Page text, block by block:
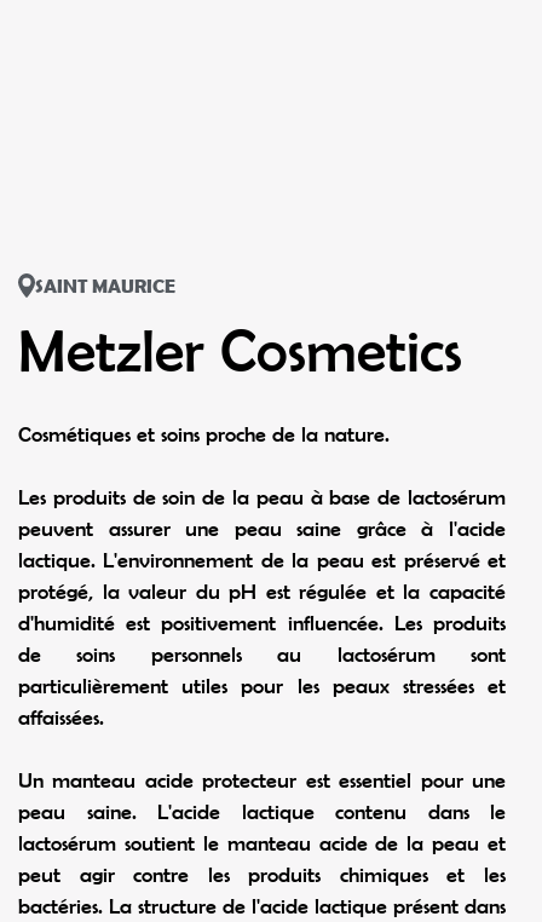
SAINT MAURICE
Metzler Cosmetics
Cosmétiques et soins proche de la nature.
Les produits de soin de la peau à base de lactosérum
peuvent assurer une peau saine grâce à l'acide
lactique. L'environnement de la peau est préservé et
protégé, la valeur du pH est régulée et la capacité
d'humidité est positivement influencée. Les produits
de soins personnels au lactosérum sont
particulièrement utiles pour les peaux stressées et
affaissées.
Un manteau acide protecteur est essentiel pour une
peau saine. L'acide lactique contenu dans le
lactosérum soutient le manteau acide de la peau et
peut agir contre les produits chimiques et les
bactéries. La structure de l'acide lactique présent dans